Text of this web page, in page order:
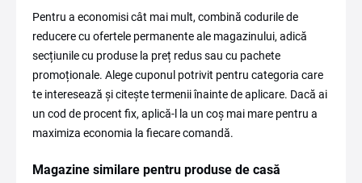
Pentru a economisi cât mai mult, combină codurile de
reducere cu ofertele permanente ale magazinului, adică
secțiunile cu produse la preț redus sau cu pachete
promoționale. Alege cuponul potrivit pentru categoria care
te interesează și citește termenii înainte de aplicare. Dacă ai
un cod de procent fix, aplică-l la un coș mai mare pentru a
maximiza economia la fiecare comandă.
Magazine similare pentru produse de casă